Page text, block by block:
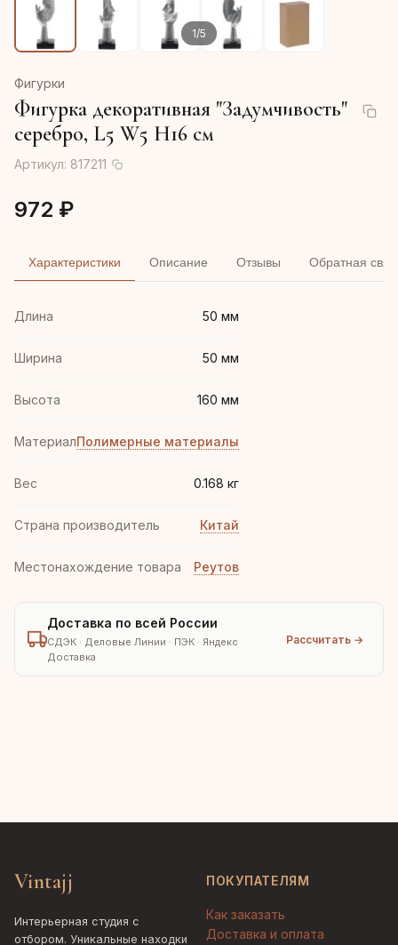
1/5
Фигурки
Фигурка декоративная "Задумчивость"
серебро, L5 W5 H16 см
Артикул: 817211
972 ₽
Характеристики Описание Отзывы Обратная
Длина 50 мм
Ширина 50 мм
Высота 160 мм
МатериалПолимерные материалы
Вес 0.168 кг
Страна производитель Китай
Местонахождение товара Реутов
Доставка по всей России
СДЭК · Деловые Линии · ПЭК · Яндекс
Доставка
Рассчитать →
Vintajj
Интерьерная студия с
отбором. Уникальные находки
ПОКУПАТЕЛЯМ
Как заказать
Доставка и оплата